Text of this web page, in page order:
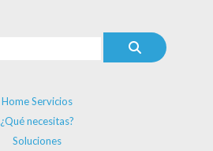
Home Servicios
¿Qué necesitas?
Soluciones